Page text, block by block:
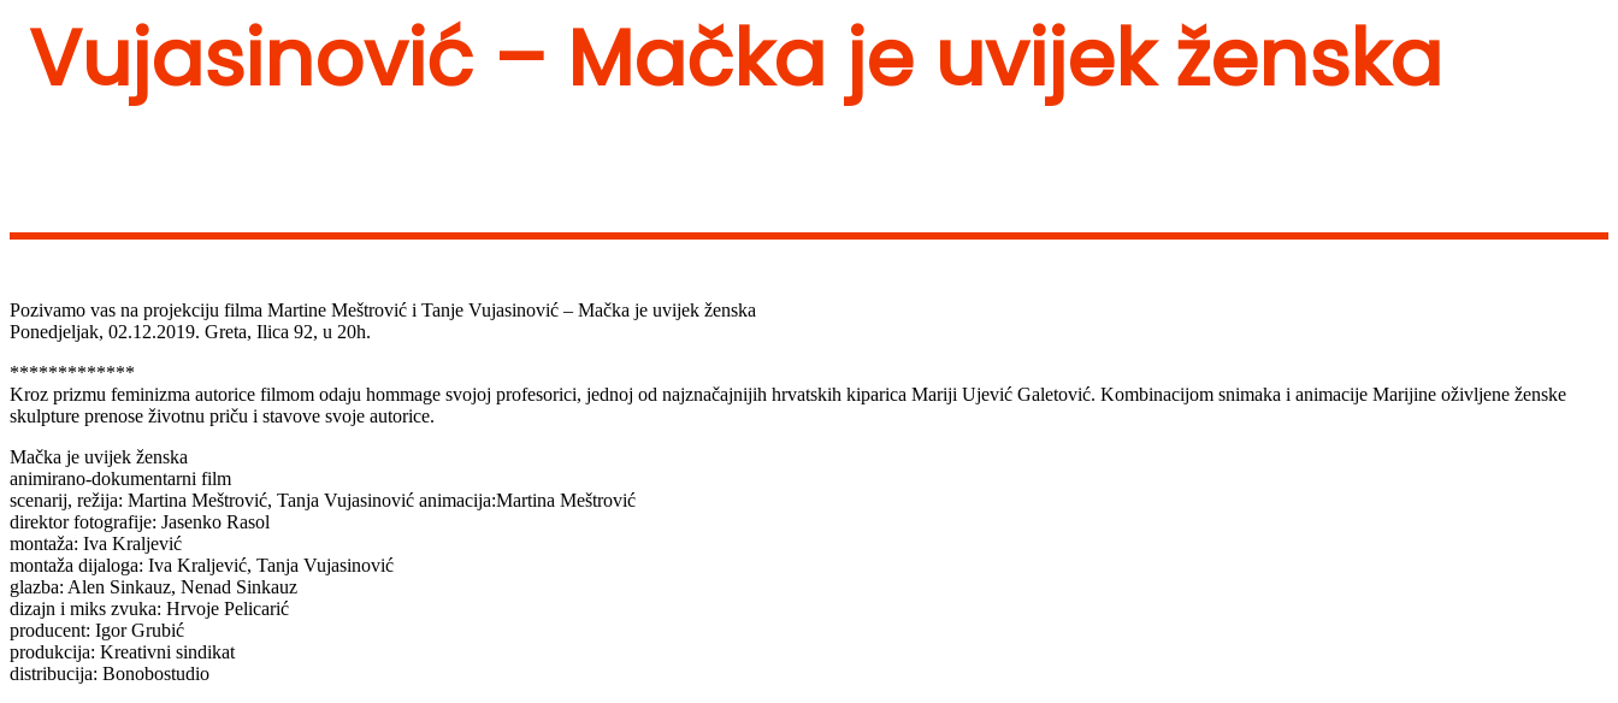
Vujasinović – Mačka je uvijek ženska
Pozivamo vas na projekciju filma Martine Meštrović i Tanje Vujasinović – Mačka je uvijek ženska
Ponedjeljak, 02.12.2019. Greta, Ilica 92, u 20h.
*************
Kroz prizmu feminizma autorice filmom odaju hommage svojoj profesorici, jednoj od najznačajnijih hrvatskih kiparica Mariji Ujević Galetović. Kombinacijom snimaka i animacije Marijine oživljene ženske
skulpture prenose životnu priču i stavove svoje autorice.
Mačka je uvijek ženska
animirano-dokumentarni film
scenarij, režija: Martina Meštrović, Tanja Vujasinović animacija:Martina Meštrović
direktor fotografije: Jasenko Rasol
montaža: Iva Kraljević
montaža dijaloga: Iva Kraljević, Tanja Vujasinović
glazba: Alen Sinkauz, Nenad Sinkauz
dizajn i miks zvuka: Hrvoje Pelicarić
producent: Igor Grubić
produkcija: Kreativni sindikat
distribucija: Bonobostudio